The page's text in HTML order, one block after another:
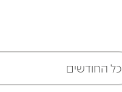
כל החודשים